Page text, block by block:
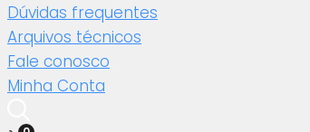
Dúvidas frequentes
Arquivos técnicos
Fale conosco
Minha Conta